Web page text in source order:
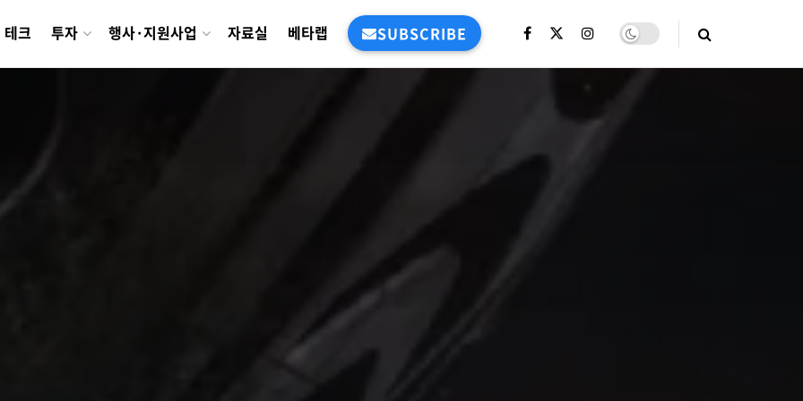
테크 투자 행사·지원사업 자료실 베타랩 SUBSCRIBE